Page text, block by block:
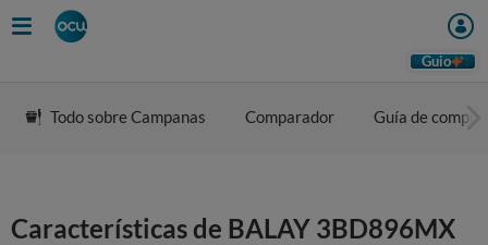
Guio
Todo sobre Campanas Comparador Guía de compra
Características de BALAY 3BD896MX